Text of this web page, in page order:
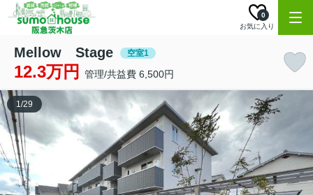
お気に入り
0
Mellow Stage 空室1
12.3万円 管理/共益費 6,500円
1/29